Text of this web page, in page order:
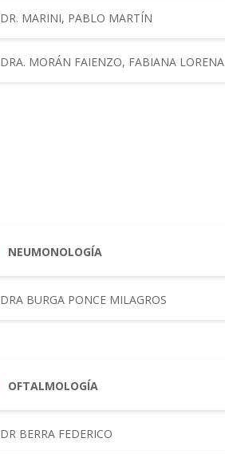
DR. MARINI, PABLO MARTÍN
DRA. MORÁN FAIENZO, FABIANA LORENA
NEUMONOLOGÍA
DRA BURGA PONCE MILAGROS
OFTALMOLOGÍA
DR BERRA FEDERICO